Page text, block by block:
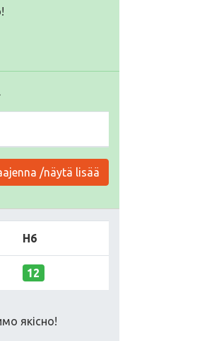
/näytä lisää
H6
12
якісно!